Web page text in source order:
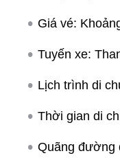
Giá vé:
Tuyến xe:
Lịch trình di
Thời gian di
Quãng đường